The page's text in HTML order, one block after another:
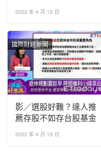
價4600美元
2022 年 4 月 15 日
國際財經新聞
影／選股好難？達人推
薦存股不如存台股基金
2022 年 4 月 15 日